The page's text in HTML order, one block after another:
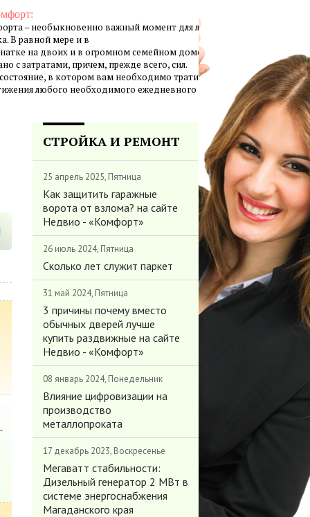
– необыкновенно важный момент для личной жизни
В равной мере и в
на двоих и в огромном семейном доме создание
с затратами, причем, прежде всего, сил.
в котором вам необходимо тратить минимум
любого необходимого ежедневного результата.
СТРОЙКА И РЕМОНТ
25 апрель 2025, Пятница
Как защитить гаражные
ворота от взлома? на сайте
Недвио - «Комфорт»
26 июль 2024, Пятница
Сколько лет служит паркет
31 май 2024, Пятница
3 причины почему вместо
обычных дверей лучше
купить раздвижные на сайте
Недвио - «Комфорт»
08 январь 2024, Понедельник
Влияние цифровизации на
производство
металлопроката
17 декабрь 2023, Воскресенье
Мегаватт стабильности:
Дизельный генератор 2 МВт в
системе энергоснабжения
Магаданского края